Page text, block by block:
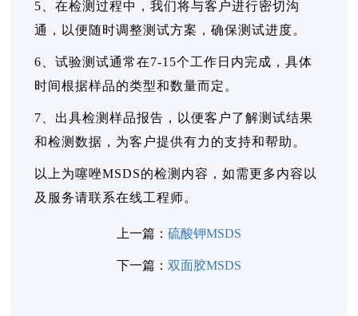
5、在检测过程中，我们将与客户进行密切沟
通，以便随时调整测试方案，确保测试进度。
6、试验测试通常在7-15个工作日内完成，具体
时间根据样品的类型和数量而定。
7、出具检测样品报告，以便客户了解测试结果
和检测数据，为客户提供有力的支持和帮助。
以上为噻唑MSDS的检测内容，如需更多内容以
及服务请联系在线工程师。
上一篇： 硫酸钾MSDS
下一篇： 双面胶MSDS